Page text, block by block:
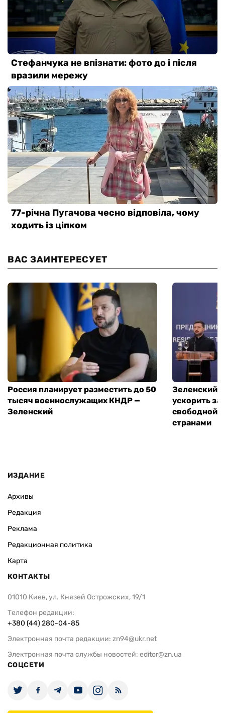
ВАС ЗАИНТЕРЕСУЕТ
Россия планирует разместить до 50
тысяч военнослужащих КНДР —
Зеленский
Зеленский
ускорить
свободной
странами
ИЗДАНИЕ
Архивы
Редакция
Реклама
Редакционная политика
Карта
КОНТАКТЫ
01010 Киев, ул. Князей Острожских, 19/1
Телефон редакции:
+380 (44) 280-04-85
Электронная почта редакции: zn94@ukr.net
Электронная почта службы новостей: editor@zn.ua
СОЦСЕТИ